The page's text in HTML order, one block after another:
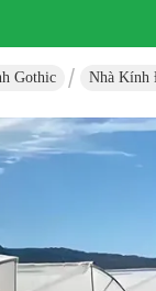
Gothic Nhà Kính